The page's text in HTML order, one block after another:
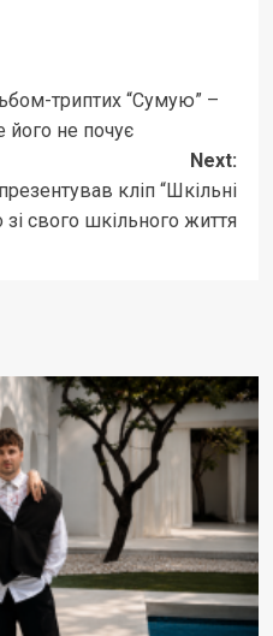
триптих “Сумую” –
його не почує
Next:
кліп “Шкільні
свого шкільного життя